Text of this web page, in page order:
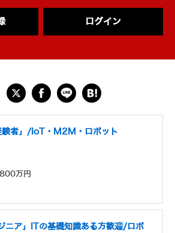
ログイン
験者」/IoT・M2M・ロボット
万円
ニア」ITの基礎知識ある方歓迎/ロボ